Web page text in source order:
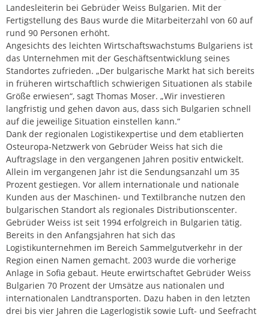
Landesleiterin bei Gebrüder Weiss Bulgarien. Mit der
Fertigstellung des Baus wurde die Mitarbeiterzahl von 60 auf
rund 90 Personen erhöht.
Angesichts des leichten Wirtschaftswachstums Bulgariens ist
das Unternehmen mit der Geschäftsentwicklung seines
Standortes zufrieden. „Der bulgarische Markt hat sich bereits
in früheren wirtschaftlich schwierigen Situationen als stabile
Größe erwiesen“, sagt Thomas Moser. „Wir investieren
langfristig und gehen davon aus, dass sich Bulgarien schnell
auf die jeweilige Situation einstellen kann.“
Dank der regionalen Logistikexpertise und dem etablierten
Osteuropa-Netzwerk von Gebrüder Weiss hat sich die
Auftragslage in den vergangenen Jahren positiv entwickelt.
Allein im vergangenen Jahr ist die Sendungsanzahl um 35
Prozent gestiegen. Vor allem internationale und nationale
Kunden aus der Maschinen- und Textilbranche nutzen den
bulgarischen Standort als regionales Distributionscenter.
Gebrüder Weiss ist seit 1994 erfolgreich in Bulgarien tätig.
Bereits in den Anfangsjahren hat sich das
Logistikunternehmen im Bereich Sammelgutverkehr in der
Region einen Namen gemacht. 2003 wurde die vorherige
Anlage in Sofia gebaut. Heute erwirtschaftet Gebrüder Weiss
Bulgarien 70 Prozent der Umsätze aus nationalen und
internationalen Landtransporten. Dazu haben in den letzten
drei bis vier Jahren die Lagerlogistik sowie Luft- und Seefracht